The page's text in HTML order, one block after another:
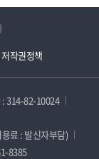
저작권정책
: 314-82-10024
료 : 발신자부담)
8385